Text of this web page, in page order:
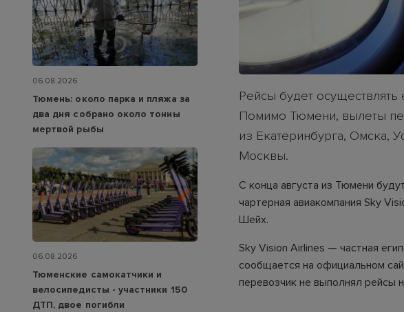
Рейсы будет осуществлять
Помимо Тюмени, вылеты
из Екатеринбурга, Омска,
Москвы.
С конца августа из Тюмени
чартерная авиакомпания Sky
Шейх.
Sky Vision Airlines — частная
сообщается на официальном
перевозчик не выполнял рейсы
06.08.2026
Тюмень: около парка и пляжа за
два дня собрано около тонны
мертвой рыбы
06.08.2026
Тюменские самокатчики и
велосипедисты - участники 150
ДТП, двое погибли